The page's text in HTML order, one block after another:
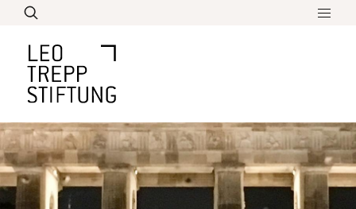
Direkt
Leo Trepp Schülerpreis
Bildung